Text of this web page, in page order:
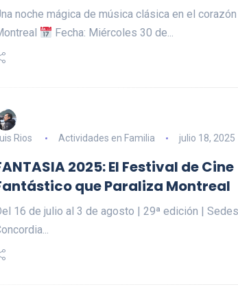
noche mágica de música clásica en el
Fecha: Miércoles 30 de...
Luis Rios Actividades en Familia julio 18, 2025
2025: El Festival de Cine
que Paraliza Montreal
16 de julio al 3 de agosto | 29ª edición |